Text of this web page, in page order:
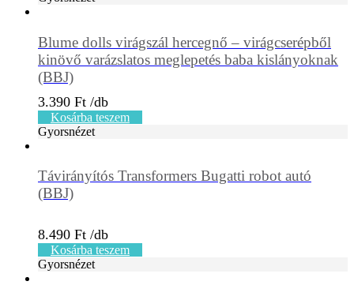
Blume dolls virágszál hercegnő – virágcserépből
kinövő varázslatos meglepetés baba kislányoknak
(BBJ)
3.390 Ft
Kosárba teszem
Gyorsnézet
Távirányítós Transformers Bugatti robot autó
(BBJ)
8.490 Ft
Kosárba teszem
Gyorsnézet